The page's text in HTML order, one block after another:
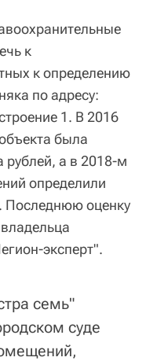
к
к определению
по адресу:
1. В 2016
была
рублей, а в 2018-м
определили
Последнюю оценку
эксперт".
семь"
суде